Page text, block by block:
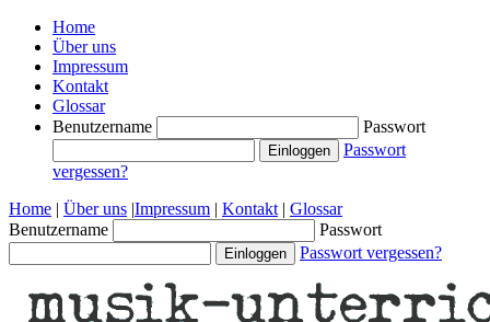
Home
Über uns
Impressum
Kontakt
Glossar
Benutzername
Passwort
Passwort
vergessen?
Home | Über uns |Impressum | Kontakt | Glossar
Benutzername
Passwort
Passwort vergessen?